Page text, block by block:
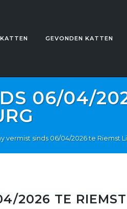
GEVONDEN KATTEN
06/04/
vermist sinds 06/04/2026 te Riemst
2026 TE